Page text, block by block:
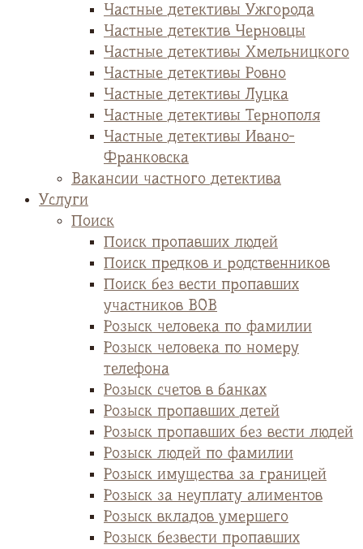
Частные детективы Ужгорода
Частные детектив Черновцы
Частные детективы Хмельницкого
Частные детективы Ровно
Частные детективы Луцка
Частные детективы Тернополя
Частные детективы Ивано-
Франковска
Вакансии частного детектива
Услуги
Поиск
Поиск пропавших людей
Поиск предков и родственников
Поиск без вести пропавших
участников ВОВ
Розыск человека по фамилии
Розыск человека по номеру
телефона
Розыск счетов в банках
Розыск пропавших детей
Розыск пропавших без вести людей
Розыск людей по фамилии
Розыск имущества за границей
Розыск за неуплату алиментов
Розыск вкладов умершего
Розыск безвести пропавших